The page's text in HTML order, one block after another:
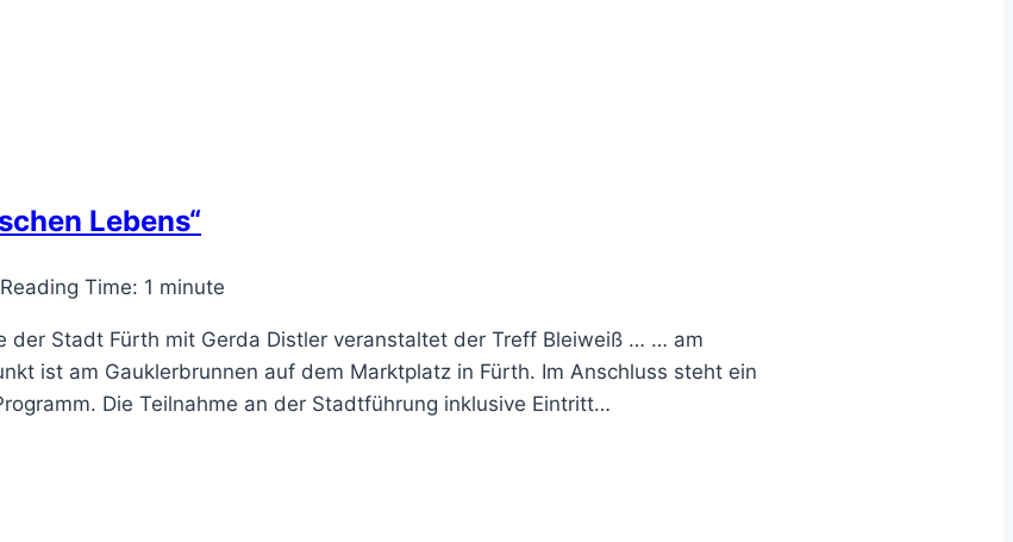
Lebens“
Reading Time: 1 minute
der Stadt Fürth mit Gerda Distler veranstaltet der Treff Bleiweiß … … am
ist am Gauklerbrunnen auf dem Marktplatz in Fürth. Im Anschluss steht ein
Die Teilnahme an der Stadtführung inklusive Eintritt…